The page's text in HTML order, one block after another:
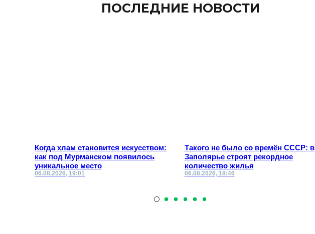
ПОСЛЕДНИЕ НОВОСТИ
Когда хлам становится искусством:
как под Мурманском появилось
уникальное место
06.08.2026, 19:01
Такого не было со времён СССР: в
Заполярье строят рекордное
количество жилья
06.08.2026, 18:46